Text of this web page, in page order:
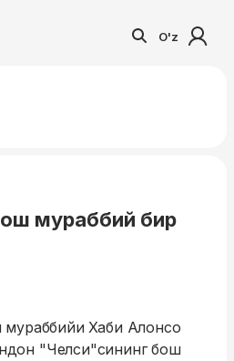
O'z
мураббий бир
мураббийи Хаби Алонсо
"Челси"сининг бош